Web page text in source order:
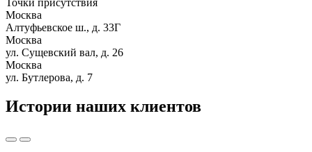
Москва
Алтуфьевское ш., д. 33Г
Москва
ул. Сущевский вал, д. 26
Москва
ул. Бутлерова, д. 7
Истории наших клиентов